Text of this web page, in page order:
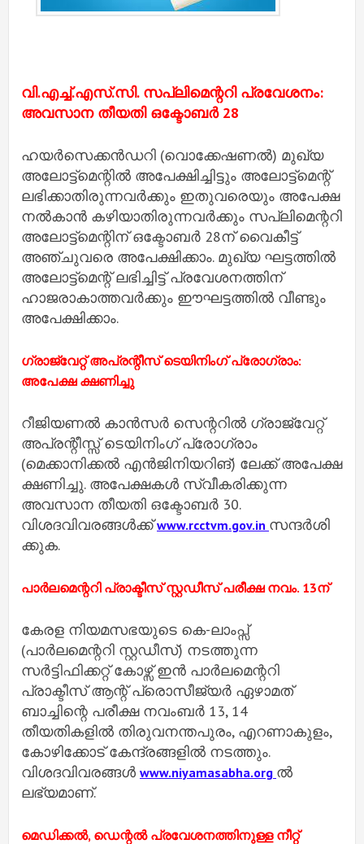
വി.എച്ച്‌.എസ്.സി. സപ്ലിമെന്ററി പ്രവേശനം:
അവസാന തീയതി ഒക്ടോബര്‍ 28
ഹയര്‍സെക്കന്‍ഡറി (വൊക്കേഷണല്‍) മുഖ്യ
അലോട്ട്‌മെന്റില്‍ അപേക്ഷിച്ചിട്ടും അലോട്ട്‌മെന്റ്
ലഭിക്കാതിരുന്നവര്‍ക്കും ഇതുവരെയും അപേക്ഷ
നല്‍കാന്‍ കഴിയാതിരുന്നവര്‍ക്കും സപ്ലിമെന്ററി
അലോട്ട്‌മെന്റിന് ഒക്ടോബര്‍ 28ന് വൈകീട്ട്
അഞ്ചുവരെ അപേക്ഷിക്കാം. മുഖ്യ ഘട്ടത്തില്‍
അലോട്ട്‌മെന്റ് ലഭിച്ചിട്ട് പ്രവേശനത്തിന്
ഹാജരാകാത്തവര്‍ക്കും ഈഘട്ടത്തില്‍ വീണ്ടും
അപേക്ഷിക്കാം.
ഗ്രാജ്വേറ്റ് അപ്രന്റീസ് ടെയിനിംഗ് പ്രോഗ്രാം:
അപേക്ഷ ക്ഷണിച്ചു
റീജിയണൽ കാൻസർ സെന്ററിൽ ഗ്രാജ്വേറ്റ്
അപ്രന്റീസ്സ് ടെയിനിംഗ് പ്രോഗ്രാം
(മെക്കാനിക്കൽ എൻജിനിയറിങ്) ലേക്ക് അപേക്ഷ
ക്ഷണിച്ചു. അപേക്ഷകൾ സ്വീകരിക്കുന്ന
അവസാന തീയതി ഒക്ടോബർ 30.
വിശദവിവരങ്ങൾക്ക്www.rcctvm.gov.in സന്ദർശി
ക്കുക.
പാർലമെന്ററി പ്രാക്ടീസ് സ്റ്റഡീസ് പരീക്ഷ നവം. 13ന്
കേരള നിയമസഭയുടെ കെ-ലാംപ്സ്
(പാർലമെന്ററി സ്റ്റഡീസ്) നടത്തുന്ന
സർട്ടിഫിക്കറ്റ് കോഴ്സ് ഇൻ പാർലമെന്ററി
പ്രാക്ടീസ് ആന്റ് പ്രൊസീജ്യർ ഏഴാമത്
ബാച്ചിന്റെ പരീക്ഷ നവംബർ 13, 14
തീയതികളിൽ തിരുവനന്തപുരം, എറണാകുളം,
കോഴിക്കോട് കേന്ദ്രങ്ങളിൽ നടത്തും.
വിശദവിവരങ്ങൾ www.niyamasabha.org ൽ
ലഭ്യമാണ്.
മെഡിക്കല്‍, ഡെന്റല്‍ പ്രവേശനത്തിനുള്ള നീറ്റ്